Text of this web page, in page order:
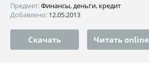
Предмет:Финансы, деньги, кредит
Добавлено: 12.05.2013
Скачать Читать online